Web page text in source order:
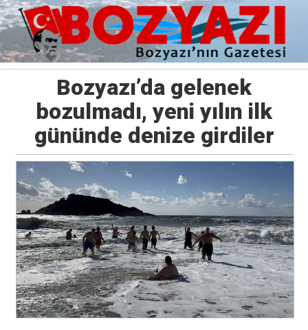
Bozyazı’da gelenek
bozulmadı, yeni yılın ilk
gününde denize girdiler